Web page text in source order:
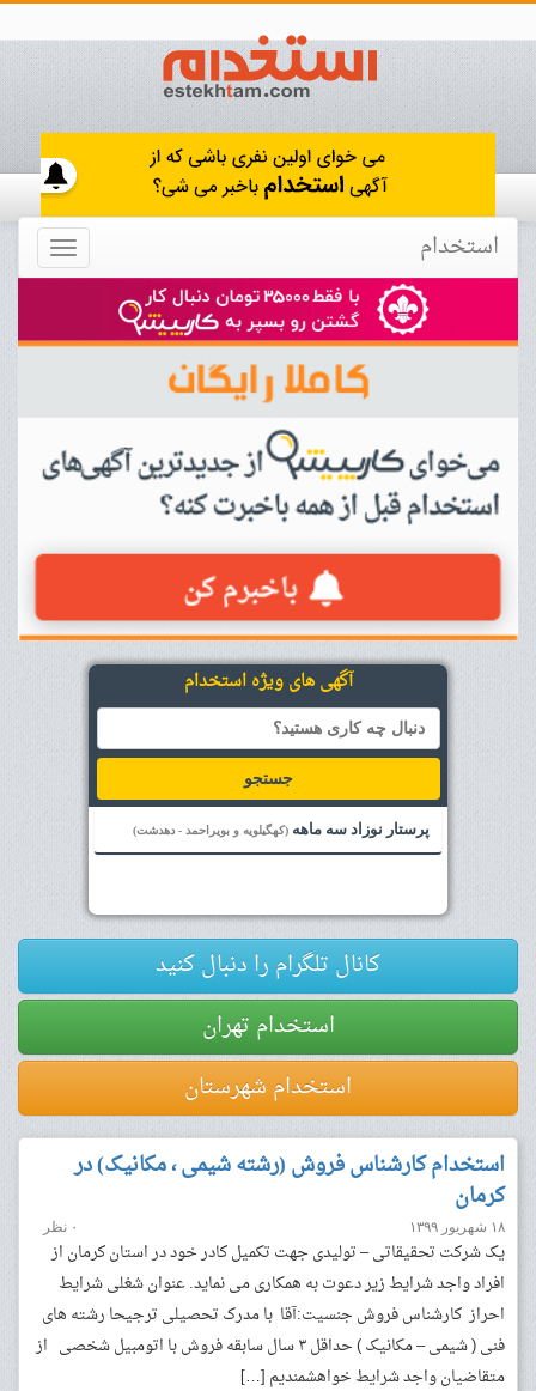
Toggle استخدام
آگهی های ویژه استخدام
جستجو
پرستار نوزاد سه ماهه (کهگیلویه و بویراحمد - دهدشت)
کانال تلگرام را دنبال کنید
استخدام تهران
استخدام شهرستان
استخدام کارشناس فروش (رشته شیمی ، مکانیک) در
کرمان
۱۸ شهریور ۱۳۹۹ ۰ نظر
یک شرکت تحقیقاتی – تولیدی جهت تکمیل کادر خود در استان کرمان از
افراد واجد شرایط زیر دعوت به همکاری می نماید. عنوان شغلی شرایط
احراز کارشناس فروش جنسیت:آقا با مدرک تحصیلی ترجیحا رشته های
فنی ( شیمی – مکانیک ) حداقل ۳ سال سابقه فروش با اتومبیل شخصی از
متقاضیان واجد شرایط خواهشمندیم […]